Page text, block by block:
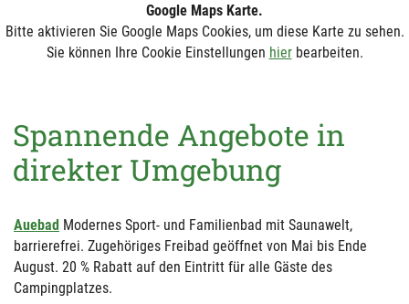
Google Maps Karte.
Bitte aktivieren Sie Google Maps Cookies, um diese Karte zu sehen.
Sie können Ihre Cookie Einstellungen hierbearbeiten.
Spannende Angebote in
direkter Umgebung
Auebad Modernes Sport- und Familienbad mit Saunawelt,
barrierefrei. Zugehöriges Freibad geöffnet von Mai bis Ende
August. 20 % Rabatt auf den Eintritt für alle Gäste des
Campingplatzes.